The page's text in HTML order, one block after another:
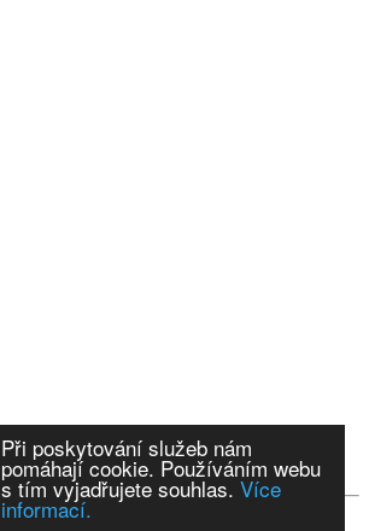
Při poskytování služeb nám
pomáhají cookie. Používáním webu
s tím vyjadřujete souhlas. Více
informací.